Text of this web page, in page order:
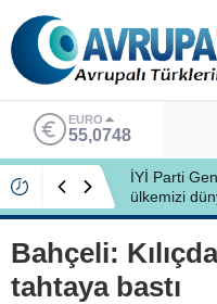
ALTIN
6.623,43
İYİ Partili
gündemi
Bahçeli:
tahtaya bastı